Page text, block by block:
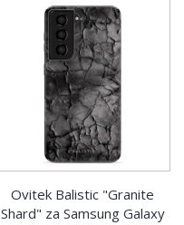
Ovitek Balistic "Granite
Shard" za Samsung Galaxy